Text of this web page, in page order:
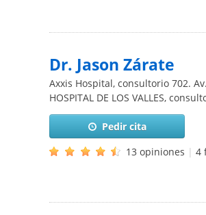
Dr. Jason Zárate
Axxis Hospital, consultorio 702.
HOSPITAL DE LOS VALLES,
Pedir cita
13 opiniones | 4